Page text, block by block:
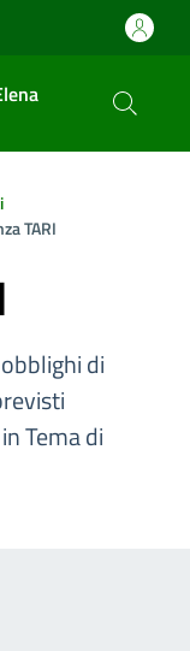
TARI
di
Tema di